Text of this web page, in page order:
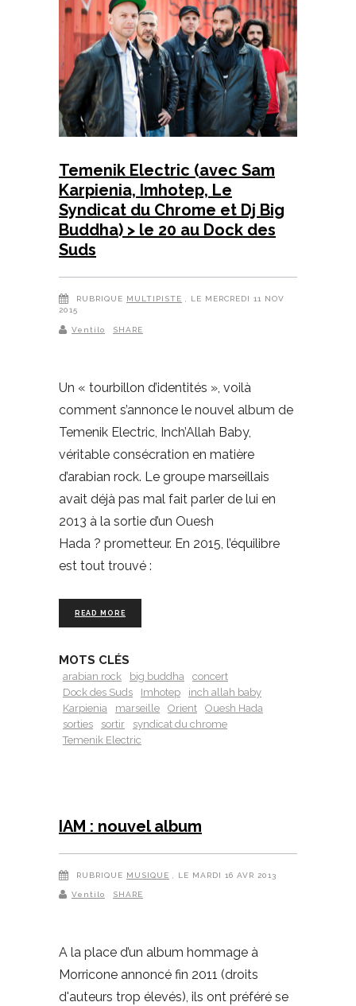
Temenik Electric (avec Sam
Karpienia, Imhotep, Le
Syndicat du Chrome et Dj Big
Buddha) > le 20 au Dock des
Suds
RUBRIQUE MULTIPISTE , LE MERCREDI 11 NOV
2015
Ventilo SHARE
Un « tourbillon d’identités », voilà
comment s’annonce le nouvel album de
Temenik Electric, Inch’Allah Baby,
véritable consécration en matière
d’arabian rock. Le groupe marseillais
avait déjà pas mal fait parler de lui en
2013 à la sortie d’un Ouesh
Hada ? prometteur. En 2015, l’équilibre
est tout trouvé :
READ MORE
MOTS CLÉS
arabian rock big buddha
concert
Dock des Suds
Imhotep
inch allah baby
Karpienia
marseille Orient
Ouesh Hada
sorties
sortir
syndicat du chrome
Temenik Electric
IAM : nouvel album
RUBRIQUE MUSIQUE , LE MARDI 16 AVR 2013
Ventilo SHARE
A la place d’un album hommage à
Morricone annoncé fin 2011 (droits
d'auteurs trop élevés), ils ont préféré se